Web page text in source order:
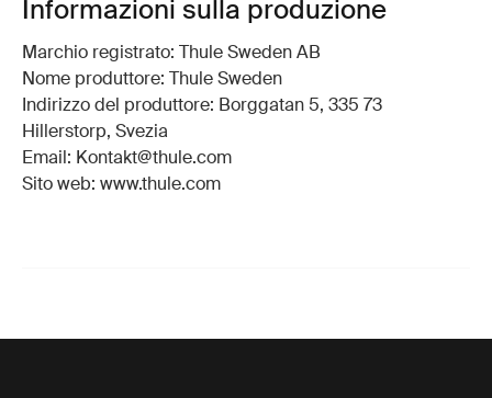
Informazioni sulla produzione
Marchio registrato: Thule Sweden AB
Nome produttore: Thule Sweden
Indirizzo del produttore: Borggatan 5, 335 73
Hillerstorp, Svezia
Email: Kontakt@thule.com
Sito web: www.thule.com